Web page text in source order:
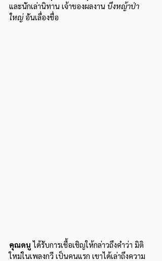
และนักเล่านิทาน เจ้าของผลงาน บึงหญ้าป่า
ใหญ่ อันเลื่องชื่อ
คุณดนู ได้รับการเชื้อเชิญให้กล่าวถึงคำว่า มิติ
ใหม่ในเพลงกวี เป็นคนแรก เขาได้เล่าถึงความ